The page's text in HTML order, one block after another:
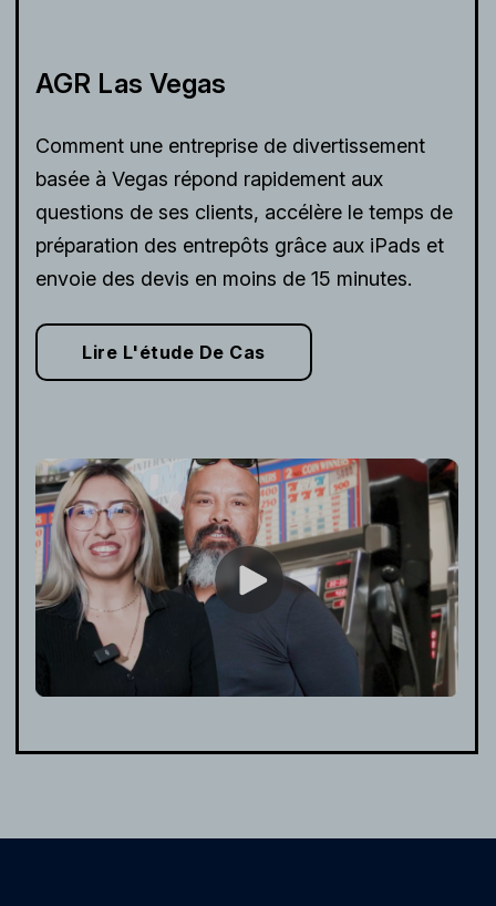
AGR Las Vegas
Comment une entreprise de divertissement
basée à Vegas répond rapidement aux
questions de ses clients, accélère le temps de
préparation des entrepôts grâce aux iPads et
envoie des devis en moins de 15 minutes.
Lire L'étude De Cas